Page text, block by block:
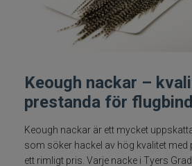
Fiskedrag
Fiskelinor
Småplock
Keough nackar –
prestanda för
Keough nackar är ett mycket
som söker hackel av hög kvalitet med
ett rimligt pris. Varje nacke i Tyers